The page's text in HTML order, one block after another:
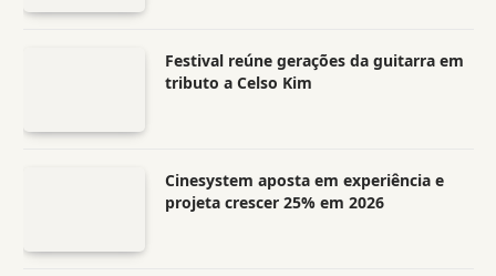
Festival reúne gerações da guitarra em
tributo a Celso Kim
Cinesystem aposta em experiência e
projeta crescer 25% em 2026